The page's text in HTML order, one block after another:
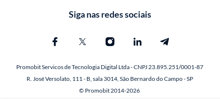
Siga nas redes sociais
Promobit Servicos de Tecnologia Digital Ltda - CNPJ 23.895.251/0001-87
R. José Versolato, 111 - B, sala 3014, São Bernardo do Campo - SP
© Promobit 2014-2026